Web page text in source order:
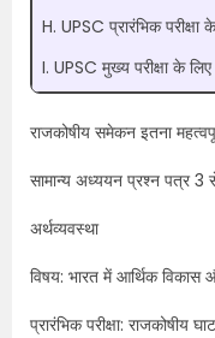
H. UPSC प्रारंभिक परीक्षा
I. UPSC मुख्य परीक्षा के
राजकोषीय समेकन इतना
सामान्य अध्ययन प्रश्न पत्र 3
अर्थव्यवस्था
विषय: भारत में आर्थिक विकास
प्रारंभिक परीक्षा: राजकोषीय